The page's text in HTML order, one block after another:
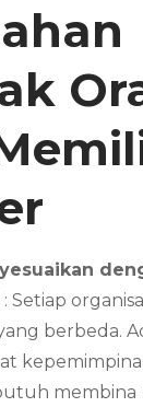
: Setiap
berbeda.
membina